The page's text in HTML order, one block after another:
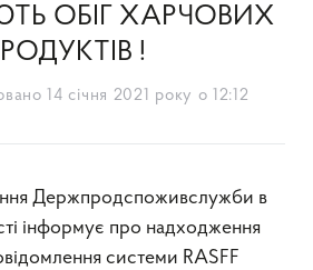
ОБІГ ХАРЧОВИХ
!
14 січня 2021 року о 12:12
інформує про надходження
системи RASFF